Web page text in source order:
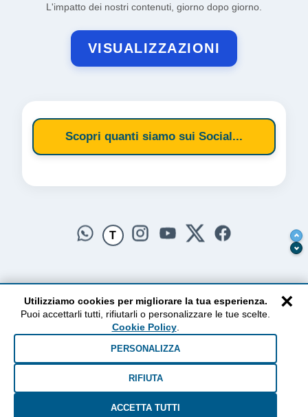
L'impatto dei nostri contenuti, giorno dopo giorno.
VISUALIZZAZIONI
Scopri quanti siamo sui Social...
T
AlzogliOcchiversoilCielo
Dal 2010 ad oggi • Testi e pensieri tra terra e cielo
×
Utilizziamo cookies per migliorare la tua esperienza.
Puoi accettarli tutti, rifiutarli o personalizzare le tue scelte.
Cookie Policy.
PERSONALIZZA
RIFIUTA
ACCETTA TUTTI